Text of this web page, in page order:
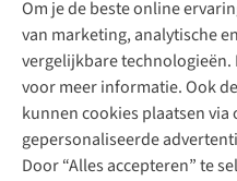
Om je de beste online
van marketing, analytische
vergelijkbare technologieën.
voor meer informatie. Ook
kunnen cookies plaatsen via
gepersonaliseerde
Door “Alles accepteren” te
Schoenherstelling
Kledingherstelling
Retouches
Voor bedrijven
Explore Camp
Gear Check
Inspiratie & advies
Meld je aan voor de